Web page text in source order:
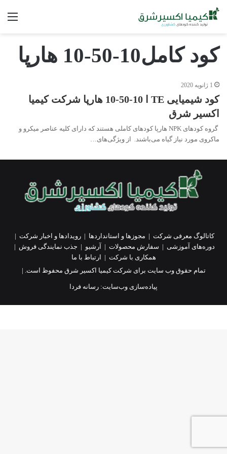
کود کامل10-50-10 هارپا
1 ژانویه 2020
کود شیمیایی TE ا 10-50-10 هارپا شرکت کیمیا
اکسیر شرق
گروه کودهای NPK هارپا کودهای کاملی هستند که دارای کلیه عناصر میکرو و
ماکروی مورد نیاز گیاه می‌باشند. از ویژگی‌های…
کاتالوگ معرفی شرکت | مجوزها و استانداردها |رویدادها و اخبار شرکت |
دوره‌های آموزشی | سفارش محصولات | آرشیو | جذب نمایندگی فروش |
همکاری با شرکت |
ارتباط با ما
تمام حقوق وب سایت برای شرکت کیمیا اکسیر شرق محفوظ است. |
پیاده‌سازی وب‌سایت: رسانه فردا